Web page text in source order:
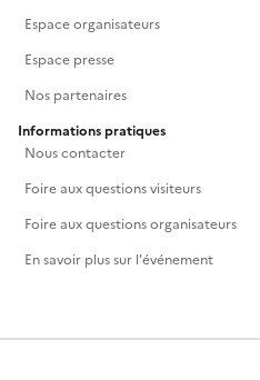
Espace organisateurs
Espace presse
Nos partenaires
Informations pratiques
Nous contacter
Foire aux questions visiteurs
Foire aux questions organisateurs
En savoir plus sur l'événement